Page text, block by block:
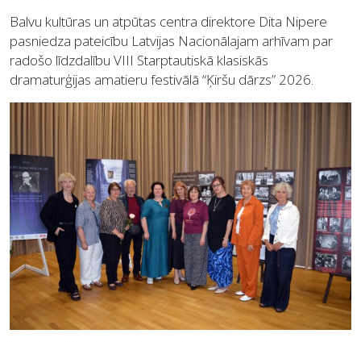
Balvu kultūras un atpūtas centra direktore Dita Nipere
pasniedza pateicību Latvijas Nacionālajam arhīvam par
radošo līdzdalību VIII Starptautiskā klasiskās
dramaturģijas amatieru festivālā “Ķiršu dārzs” 2026.